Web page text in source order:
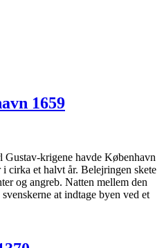
1659
krigene havde København
cirka et halvt år. Belejringen skete
og angreb. Natten mellem den
at indtage byen ved et